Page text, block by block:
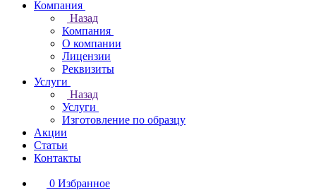
Компания
Назад
Компания
О компании
Лицензии
Реквизиты
Услуги
Назад
Услуги
Изготовление по образцу
Акции
Статьи
Контакты
0 Избранное